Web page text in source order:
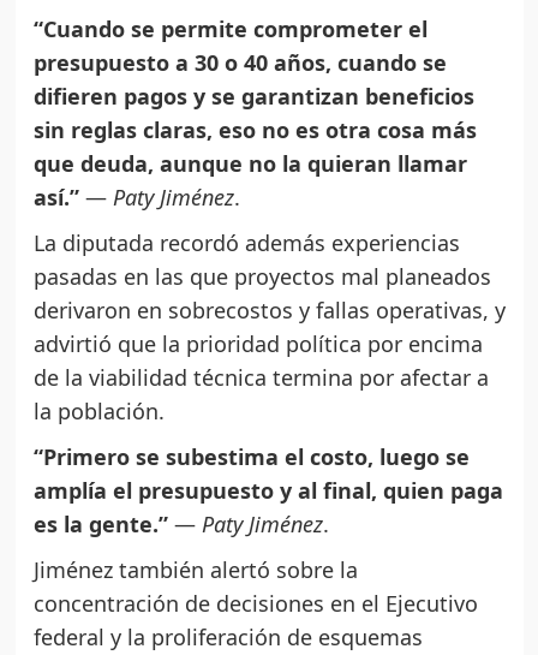
“Cuando se permite comprometer el
presupuesto a 30 o 40 años, cuando se
difieren pagos y se garantizan beneficios
sin reglas claras, eso no es otra cosa más
que deuda, aunque no la quieran llamar
así.”— Paty Jiménez.
La diputada recordó además experiencias
pasadas en las que proyectos mal planeados
derivaron en sobrecostos y fallas operativas, y
advirtió que la prioridad política por encima
de la viabilidad técnica termina por afectar a
la población.
“Primero se subestima el costo, luego se
amplía el presupuesto y al final, quien paga
es la gente.”— Paty Jiménez.
Jiménez también alertó sobre la
concentración de decisiones en el Ejecutivo
federal y la proliferación de esquemas